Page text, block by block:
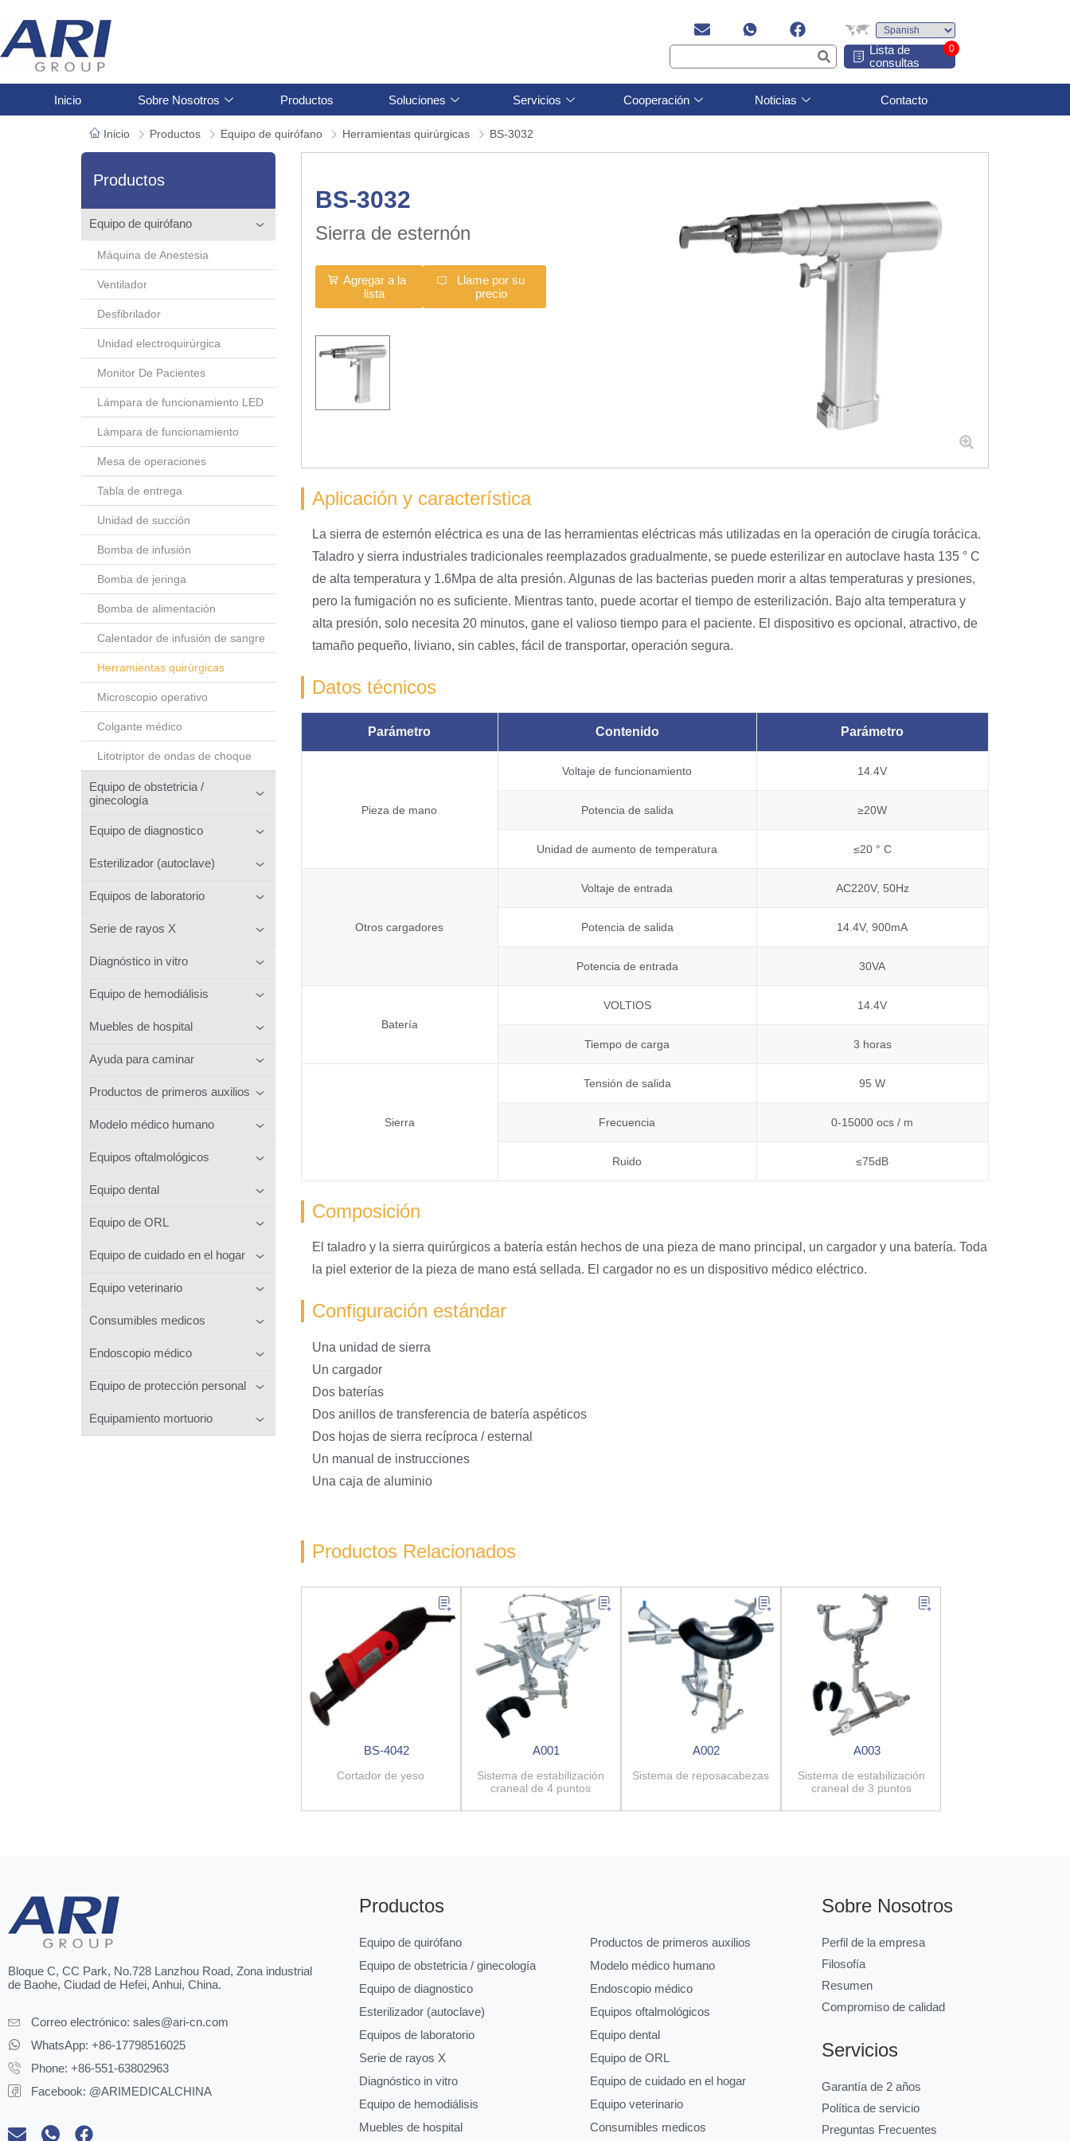
Lista de
consultas
0
Inicio Sobre Nosotros Productos Soluciones Servicios Cooperación Noticias Contacto
Inicio Productos Equipo de quirófano Herramientas quirúrgicas BS-3032
Productos
Equipo de quirófano
Máquina de Anestesia
Ventilador
Desfibrilador
Unidad electroquirúrgica
Monitor De Pacientes
Lámpara de funcionamiento LED
Lámpara de funcionamiento
Mesa de operaciones
Tabla de entrega
Unidad de succión
Bomba de infusión
Bomba de jeringa
Bomba de alimentación
Calentador de infusión de sangre
Herramientas quirúrgicas
Microscopio operativo
Colgante médico
Litotriptor de ondas de choque
Equipo de obstetricia /
ginecología
Equipo de diagnostico
Esterilizador (autoclave)
Equipos de laboratorio
Serie de rayos X
Diagnóstico in vitro
Equipo de hemodiálisis
Muebles de hospital
Ayuda para caminar
Productos de primeros auxilios
Modelo médico humano
Equipos oftalmológicos
Equipo dental
Equipo de ORL
Equipo de cuidado en el hogar
Equipo veterinario
Consumibles medicos
Endoscopio médico
Equipo de protección personal
Equipamiento mortuorio
BS-3032
Sierra de esternón
Agregar a la
lista
Llame por su
precio
Aplicación y característica
La sierra de esternón eléctrica es una de las herramientas eléctricas más utilizadas en la operación de cirugía torácica.
Taladro y sierra industriales tradicionales reemplazados gradualmente, se puede esterilizar en autoclave hasta 135 ° C
de alta temperatura y 1.6Mpa de alta presión. Algunas de las bacterias pueden morir a altas temperaturas y presiones,
pero la fumigación no es suficiente. Mientras tanto, puede acortar el tiempo de esterilización. Bajo alta temperatura y
alta presión, solo necesita 20 minutos, gane el valioso tiempo para el paciente. El dispositivo es opcional, atractivo, de
tamaño pequeño, liviano, sin cables, fácil de transportar, operación segura.
Datos técnicos
Parámetro Contenido Parámetro
Pieza de mano
Voltaje de funcionamiento 14.4V
Potencia de salida ≥20W
Unidad de aumento de temperatura ≤20 ° C
Otros cargadores
Voltaje de entrada AC220V, 50Hz
Potencia de salida 14.4V, 900mA
Potencia de entrada 30VA
Batería
VOLTIOS 14.4V
Tiempo de carga 3 horas
Sierra
Tensión de salida 95 W
Frecuencia 0-15000 ocs / m
Ruido ≤75dB
Composición
El taladro y la sierra quirúrgicos a batería están hechos de una pieza de mano principal, un cargador y una batería. Toda
la piel exterior de la pieza de mano está sellada. El cargador no es un dispositivo médico eléctrico.
Configuración estándar
Una unidad de sierra
Un cargador
Dos baterías
Dos anillos de transferencia de batería aspéticos
Dos hojas de sierra recíproca / esternal
Un manual de instrucciones
Una caja de aluminio
Productos Relacionados
BS-4042
Cortador de yeso
A001
Sistema de estabilización
craneal de 4 puntos
A002
Sistema de reposacabezas
A003
Sistema de estabilización
craneal de 3 puntos
Bloque C, CC Park, No.728 Lanzhou Road, Zona industrial
de Baohe, Ciudad de Hefei, Anhui, China.
Correo electrónico: sales@ari-cn.com
WhatsApp: +86-17798516025
Phone: +86-551-63802963
Facebook: @ARIMEDICALCHINA
Productos
Equipo de quirófano
Equipo de obstetricia / ginecología
Equipo de diagnostico
Esterilizador (autoclave)
Equipos de laboratorio
Serie de rayos X
Diagnóstico in vitro
Equipo de hemodiálisis
Muebles de hospital
Productos de primeros auxilios
Modelo médico humano
Endoscopio médico
Equipos oftalmológicos
Equipo dental
Equipo de ORL
Equipo de cuidado en el hogar
Equipo veterinario
Consumibles medicos
Sobre Nosotros
Perfil de la empresa
Filosofía
Resumen
Compromiso de calidad
Servicios
Garantía de 2 años
Política de servicio
Preguntas Frecuentes